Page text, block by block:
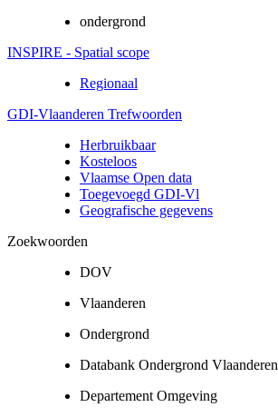
ondergrond
INSPIRE - Spatial scope
Regionaal
GDI-Vlaanderen Trefwoorden
Herbruikbaar
Kosteloos
Vlaamse Open data
Toegevoegd GDI-Vl
Geografische gegevens
Zoekwoorden
DOV
Vlaanderen
Ondergrond
Databank Ondergrond Vlaanderen
Departement Omgeving